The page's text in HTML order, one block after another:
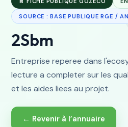
SOURCE : BASE PUBLIQUE RGE /
2Sbm
Entreprise reperee dans
lecture a completer sur les
et les aides liees au projet.
← Revenir à l’annuaire